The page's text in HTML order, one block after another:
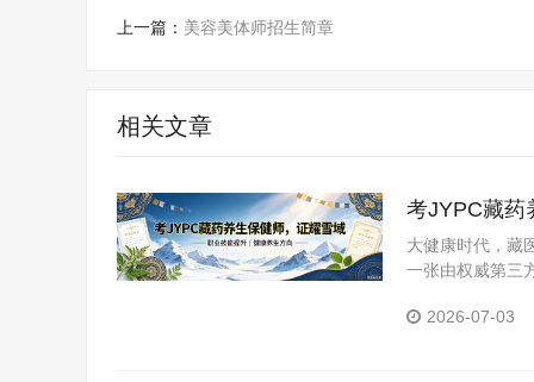
上一篇： 美容美体师招生简章
相关文章
考JYPC藏药
大健康时代，藏
一张由权威第三
2026-07-03